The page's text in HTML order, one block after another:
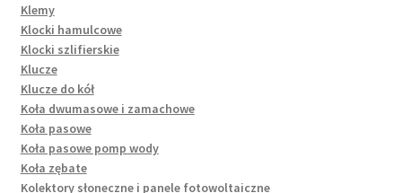
Klemy
Klocki hamulcowe
Klocki szlifierskie
Klucze
Klucze do kół
Koła dwumasowe i zamachowe
Koła pasowe
Koła pasowe pomp wody
Koła zębate
Kolektory słoneczne i panele fotowoltaiczne